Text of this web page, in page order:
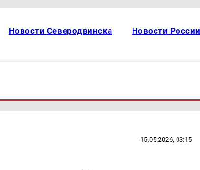
Новости Северодвинска Новости России
15.05.2026, 03:15